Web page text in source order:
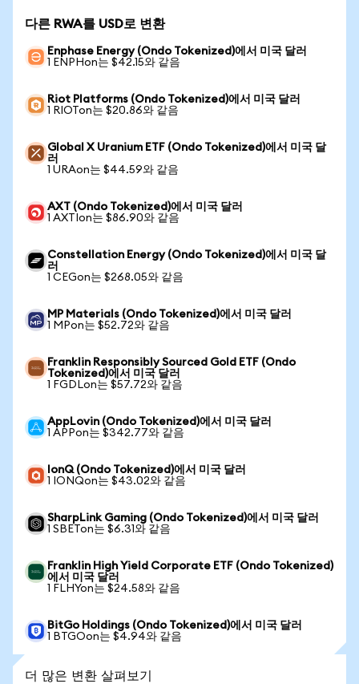
다른 RWA를 USD로 변환
Enphase Energy (Ondo Tokenized)에서 미국 달러
1 ENPHon는 $42.15와 같음
Riot Platforms (Ondo Tokenized)에서 미국 달러
1 RIOTon는 $20.86와 같음
Global X Uranium ETF (Ondo Tokenized)에서 미국 달
러
1 URAon는 $44.59와 같음
AXT (Ondo Tokenized)에서 미국 달러
1 AXTIon는 $86.90와 같음
Constellation Energy (Ondo Tokenized)에서 미국 달
러
1 CEGon는 $268.05와 같음
MP Materials (Ondo Tokenized)에서 미국 달러
1 MPon는 $52.72와 같음
Franklin Responsibly Sourced Gold ETF (Ondo
Tokenized)에서 미국 달러
1 FGDLon는 $57.72와 같음
AppLovin (Ondo Tokenized)에서 미국 달러
1 APPon는 $342.77와 같음
IonQ (Ondo Tokenized)에서 미국 달러
1 IONQon는 $43.02와 같음
SharpLink Gaming (Ondo Tokenized)에서 미국 달러
1 SBETon는 $6.31와 같음
Franklin High Yield Corporate ETF (Ondo Tokenized)
에서 미국 달러
1 FLHYon는 $24.58와 같음
BitGo Holdings (Ondo Tokenized)에서 미국 달러
1 BTGOon는 $4.94와 같음
더 많은 변환 살펴보기